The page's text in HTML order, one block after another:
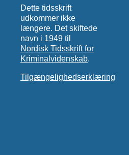
Dette tidsskrift
udkommer ikke
længere. Det skiftede
navn i 1949 til
Nordisk Tidsskrift for
Kriminalvidenskab.
Tilgængelighedserklæring